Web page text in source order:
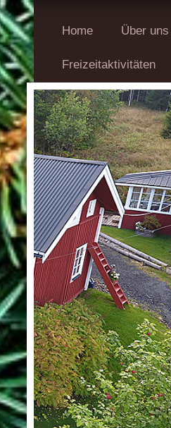
Home Über uns
Freizeitaktivitäten